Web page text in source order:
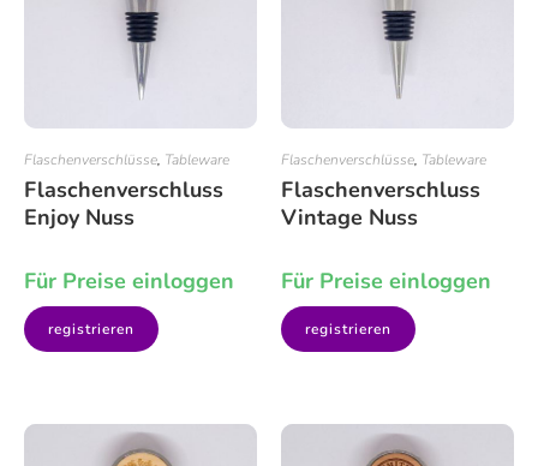
Flaschenverschlüsse, Tableware
Flaschenverschluss
Enjoy Nuss
Für Preise einloggen
registrieren
Flaschenverschlüsse, Tableware
Flaschenverschluss
Vintage Nuss
Für Preise einloggen
registrieren